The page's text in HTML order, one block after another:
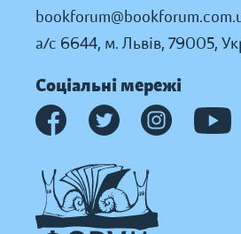
а/с 6644, м. Львів, 79005,
Соціальні мережі